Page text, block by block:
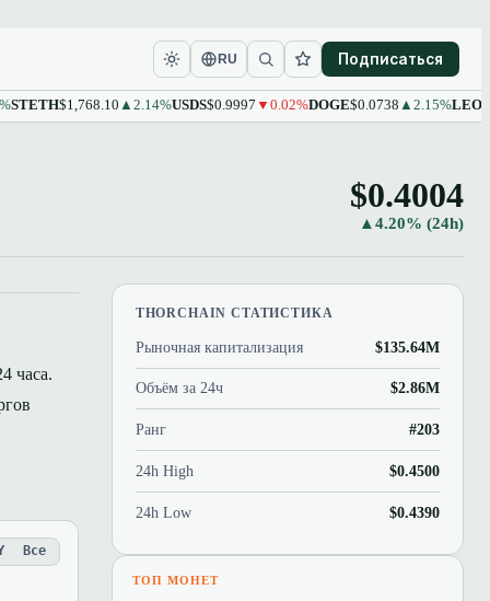
RU Подписаться
$1,768.10▲2.14% USDS$0.9997▼0.02% DOGE$0.0738▲2.15% LEO$9.61
$0.4004
▲4.20% (24h)
часа.
Все
THORCHAIN СТАТИСТИКА
Рыночная капитализация $135.64M
Объём за 24ч $2.86M
Ранг #203
24h High $0.4500
24h Low $0.4390
ТОП МОНЕТ